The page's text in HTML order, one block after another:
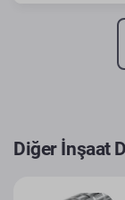
Diğer İnşaat